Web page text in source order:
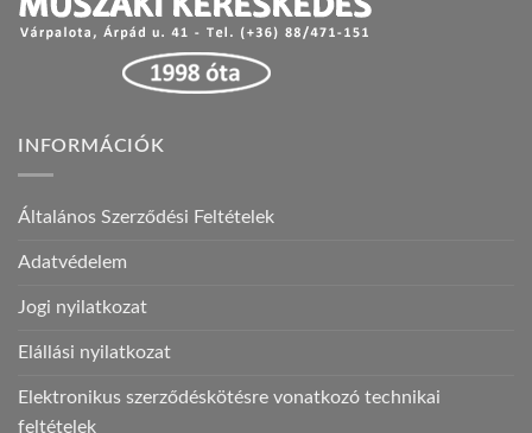
INFORMÁCIÓK
Általános Szerződési Feltételek
Adatvédelem
Jogi nyilatkozat
Elállási nyilatkozat
Elektronikus szerződéskötésre vonatkozó technikai
feltételek